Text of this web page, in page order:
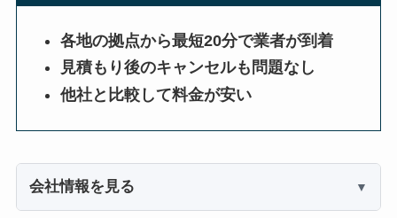
各地の拠点から最短20分で業者が到着
見積もり後のキャンセルも問題なし
他社と比較して料金が安い
会社情報を見る